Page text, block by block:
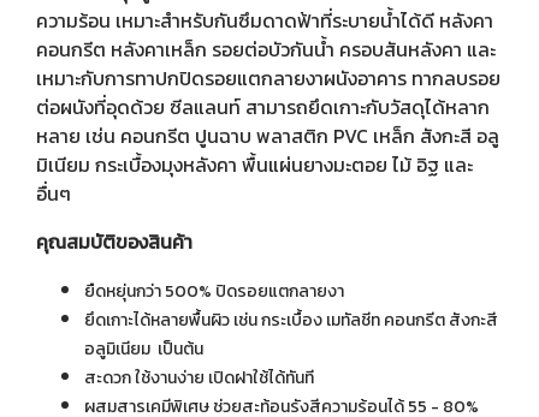
ความร้อน เหมาะสำหรับกันซึมดาดฟ้าที่ระบายน้ำได้ดี หลังคา
คอนกรีต หลังคาเหล็ก รอยต่อบัวกันน้ำ ครอบสันหลังคา และ
เหมาะกับการทาปกปิดรอยแตกลายงาผนังอาคาร ทากลบรอย
ต่อผนังที่อุดด้วย ซีลแลนท์ สามารถยึดเกาะกับวัสดุได้หลาก
หลาย เช่น คอนกรีต ปูนฉาบ พลาสติก PVC เหล็ก สังกะสี อลู
มิเนียม กระเบื้องมุงหลังคา พื้นแผ่นยางมะตอย ไม้ อิฐ และ
อื่นๆ
คุณสมบัติของสินค้า
ยืดหยุ่นกว่า 500% ปิดรอยแตกลายงา
ยึดเกาะได้หลายพื้นผิว เช่น กระเบื้อง เมทัลชีท คอนกรีต สังกะสี
อลูมิเนียม เป็นต้น
สะดวก ใช้งานง่าย เปิดฝาใช้ได้ทันที
ผสมสารเคมีพิเศษ ช่วยสะท้อนรังสีความร้อนได้ 55 - 80%